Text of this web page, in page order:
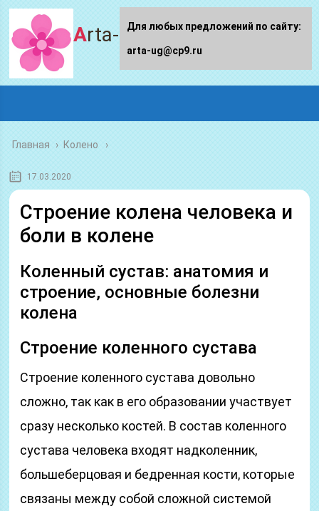
Arta-ug.ru
Главная › Колено
17.03.2020
Строение колена человека и
боли в колене
Коленный сустав: анатомия и
строение, основные болезни
колена
Строение коленного сустава
Строение коленного сустава довольно
сложно, так как в его образовании участвует
сразу несколько костей. В состав коленного
сустава человека входят надколенник,
большеберцовая и бедренная кости, которые
связаны между собой сложной системой
Для любых предложений по сайту:
arta-ug@cp9.ru